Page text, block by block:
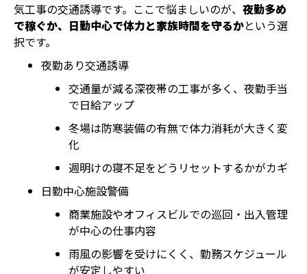
気工事の交通誘導です。ここで悩ましいのが、 夜勤多め
で稼ぐか、日勤中心で体力と家族時間を守るかという選
択です。
夜勤あり交通誘導
交通量が減る深夜帯の工事が多く、夜勤手当
で日給アップ
冬場は防寒装備の有無で体力消耗が大きく変
化
週明けの寝不足をどうリセットするかがカギ
日勤中心施設警備
商業施設やオフィスビルでの巡回・出入管理
が中心の仕事内容
雨風の影響を受けにくく、勤務スケジュール
が安定しやすい